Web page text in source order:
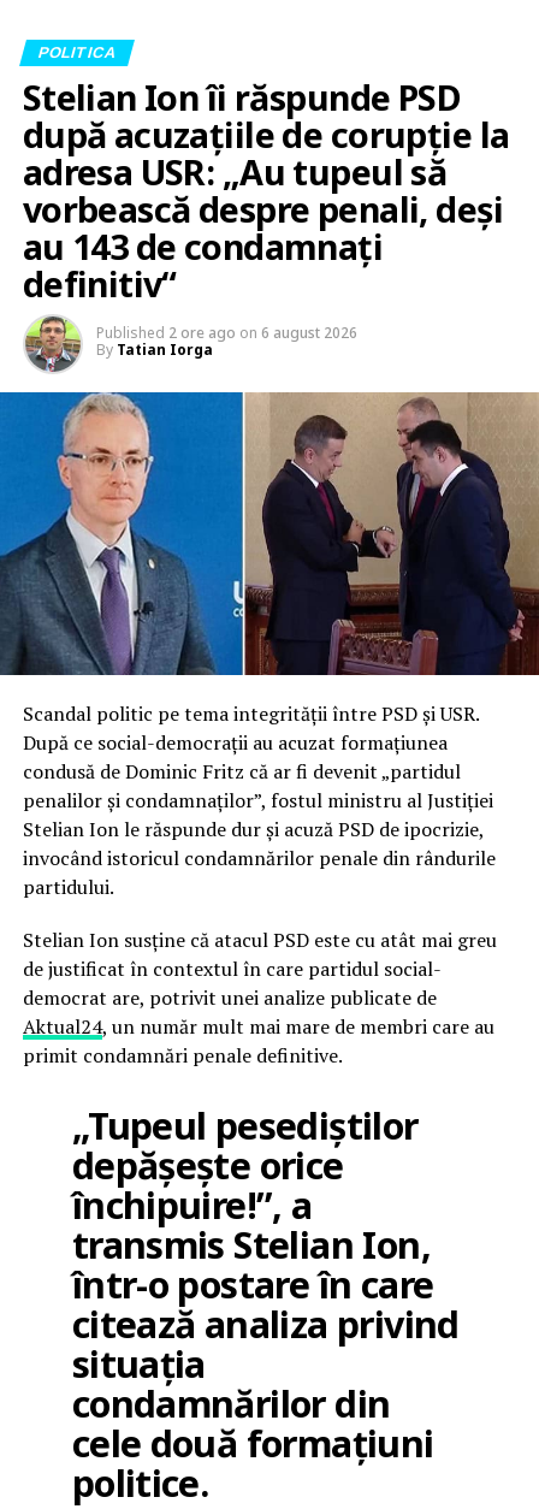
POLITICA
Stelian Ion îi răspunde PSD
după acuzațiile de corupție la
adresa USR: „Au tupeul să
vorbească despre penali, deși
au 143 de condamnați
definitiv“
Published 2 ore ago on 6 august 2026
By Tatian Iorga
Scandal politic pe tema integrității între PSD și USR.
După ce social-democrații au acuzat formațiunea
condusă de Dominic Fritz că ar fi devenit „partidul
penalilor și condamnaților”, fostul ministru al Justiției
Stelian Ion le răspunde dur și acuză PSD de ipocrizie,
invocând istoricul condamnărilor penale din rândurile
partidului.
Stelian Ion susține că atacul PSD este cu atât mai greu
de justificat în contextul în care partidul social-
democrat are, potrivit unei analize publicate de
Aktual24, un număr mult mai mare de membri care au
primit condamnări penale definitive.
„Tupeul pesediștilor
depășește orice
închipuire!”, a
transmis Stelian Ion,
într-o postare în care
citează analiza privind
situația
condamnărilor din
cele două formațiuni
politice.